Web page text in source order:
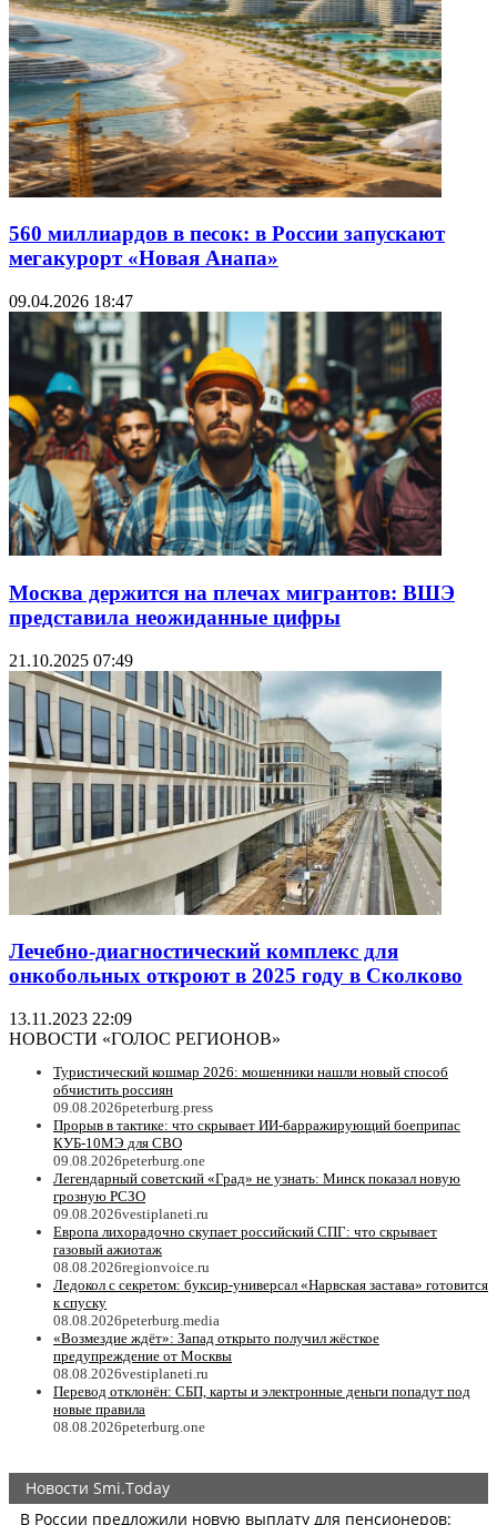
560 миллиардов в песок: в России запускают
мегакурорт «Новая Анапа»
09.04.2026 18:47
Москва держится на плечах мигрантов: ВШЭ
представила неожиданные цифры
21.10.2025 07:49
Лечебно-диагностический комплекс для
онкобольных откроют в 2025 году в Сколково
13.11.2023 22:09
НОВОСТИ «ГОЛОС РЕГИОНОВ»
Туристический кошмар 2026: мошенники нашли новый способ
обчистить россиян
09.08.2026peterburg.press
Прорыв в тактике: что скрывает ИИ-барражирующий боеприпас
КУБ-10МЭ для СВО
09.08.2026peterburg.one
Легендарный советский «Град» не узнать: Минск показал новую
грозную РСЗО
09.08.2026vestiplaneti.ru
Европа лихорадочно скупает российский СПГ: что скрывает
газовый ажиотаж
08.08.2026regionvoice.ru
Ледокол с секретом: буксир-универсал «Нарвская застава» готовится
к спуску
08.08.2026peterburg.media
«Возмездие ждёт»: Запад открыто получил жёсткое
предупреждение от Москвы
08.08.2026vestiplaneti.ru
Перевод отклонён: СБП, карты и электронные деньги попадут под
новые правила
08.08.2026peterburg.one